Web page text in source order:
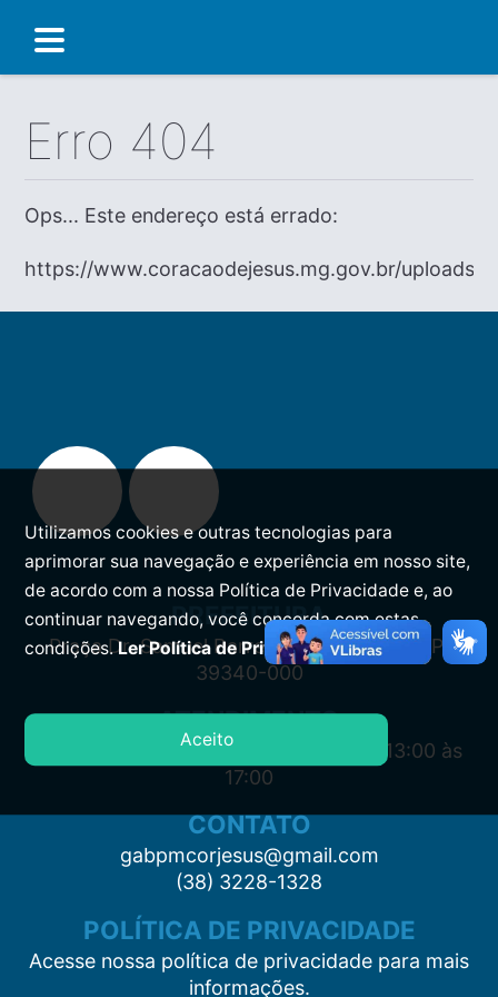
Erro 404
Ops... Este endereço está errado:
https://www.coracaodejesus.mg.gov.br/uploads/
PREFEITURA
Praça Dr. Samuel Barreto, s/n, Centro CEP:
39340-000
ATENDIMENTO
Segunda à Sexta: 7:00 às 11:00 e das 13:00 às
17:00
CONTATO
gabpmcorjesus@gmail.com
(38) 3228-1328
POLÍTICA DE PRIVACIDADE
Acesse nossa política de privacidade para mais
informações.
Utilizamos cookies e outras tecnologias para
aprimorar sua navegação e experiência em nosso site,
de acordo com a nossa Política de Privacidade e, ao
continuar navegando, você concorda com estas
condições.Ler Política de Privacidade.
Aceito